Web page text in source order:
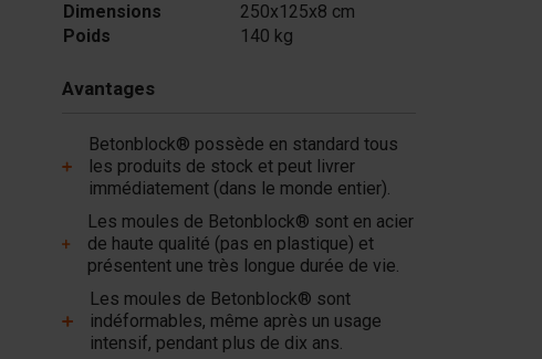
Ajouter
Dimensions
250x125x8 cm
Poids
140 kg
Avantages
Betonblock® possède en standard tous
les produits de stock et peut livrer
immédiatement (dans le monde entier).
Les moules de Betonblock® sont en acier
de haute qualité (pas en plastique) et
présentent une très longue durée de vie.
Les moules de Betonblock® sont
indéformables, même après un usage
intensif, pendant plus de dix ans.